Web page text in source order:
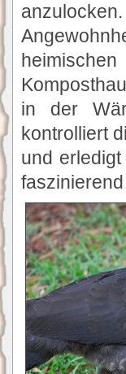
in der
kontrolliert
und